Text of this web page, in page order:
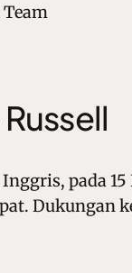
Team
pada